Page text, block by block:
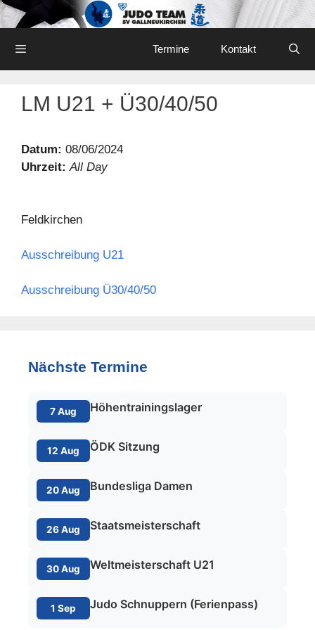
Skip
to
content
Termine Kontakt
LM U21 + Ü30/40/50
Datum: 08/06/2024
Uhrzeit: All Day
Feldkirchen
Ausschreibung U21
Ausschreibung Ü30/40/50
Nächste Termine
7 Aug Höhentrainingslager
12 Aug ÖDK Sitzung
20 Aug Bundesliga Damen
26 Aug Staatsmeisterschaft
30 Aug Weltmeisterschaft U21
1 Sep Judo Schnuppern (Ferienpass)